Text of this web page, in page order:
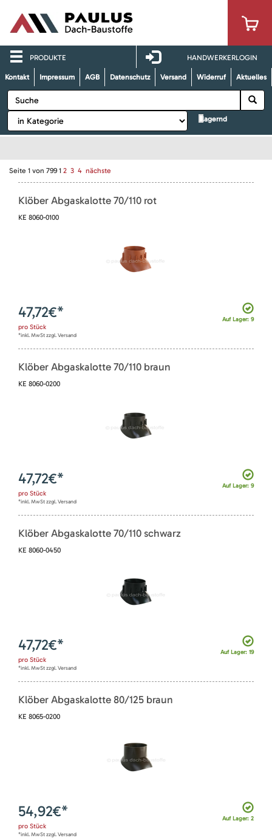
PRODUKTE HANDWERKERLOGIN
Kontakt Impressum AGB Datenschutz Versand Widerruf Aktuelles
lagernd
Seite 1 von 799 1 2 3 4 nächste
Klöber Abgaskalotte 70/110 rot
KE 8060-0100
Auf Lager: 9
47,72€*
pro Stück
*inkl. MwSt zzgl. Versand
Klöber Abgaskalotte 70/110 braun
KE 8060-0200
Auf Lager: 9
47,72€*
pro Stück
*inkl. MwSt zzgl. Versand
Klöber Abgaskalotte 70/110 schwarz
KE 8060-0450
Auf Lager: 19
47,72€*
pro Stück
*inkl. MwSt zzgl. Versand
Klöber Abgaskalotte 80/125 braun
KE 8065-0200
Auf Lager: 2
54,92€*
pro Stück
*inkl. MwSt zzgl. Versand